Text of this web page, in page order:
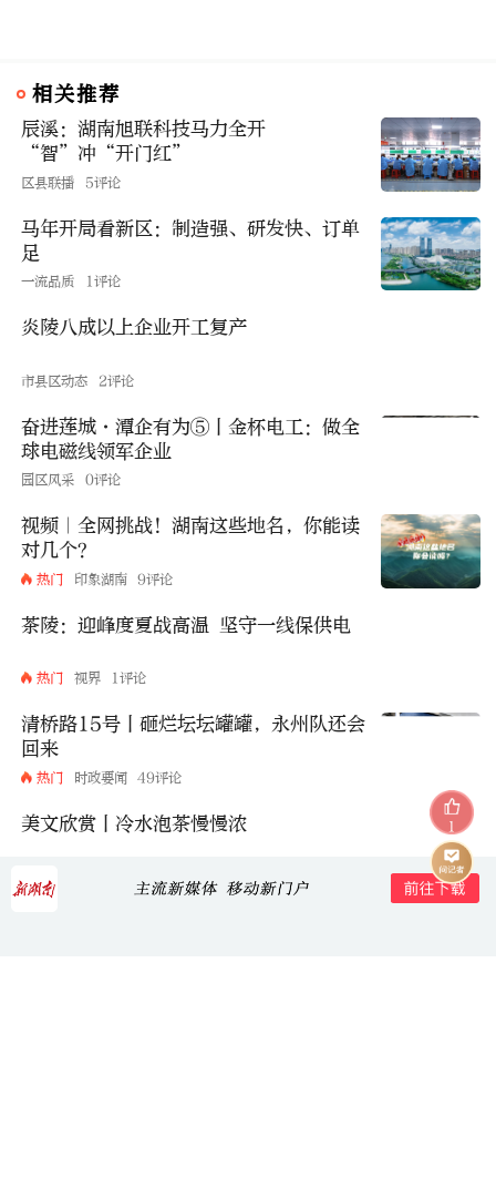
相关推荐
辰溪：湖南旭联科技马力全开
“智”冲“开门红”
区县联播 5评论
马年开局看新区：制造强、研发快、订单
足
一流品质 1评论
炎陵八成以上企业开工复产
市县区动态 2评论
奋进莲城·潭企有为⑤丨金杯电工：做全
球电磁线领军企业
园区风采 0评论
视频｜全网挑战！湖南这些地名，你能读
对几个？
热门 印象湖南 9评论
茶陵：迎峰度夏战高温 坚守一线保供电
热门 视界 1评论
清桥路15号丨砸烂坛坛罐罐，永州队还会
回来
热门 时政要闻 49评论
美文欣赏丨冷水泡茶慢慢浓
热门
1